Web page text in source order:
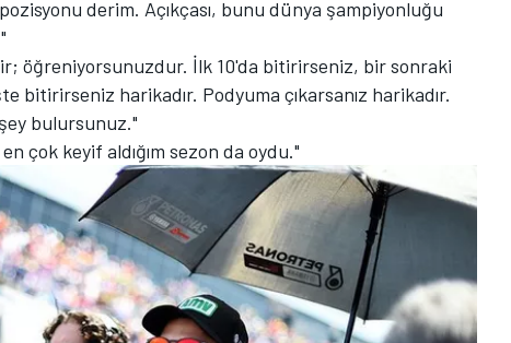
pozisyonu derim. Açıkçası, bunu dünya şampiyonluğu
öğreniyorsunuzdur. İlk 10'da bitirirseniz, bir sonraki
bitirirseniz harikadır. Podyuma çıkarsanız harikadır.
bulursunuz."
en çok keyif aldığım sezon da oydu."